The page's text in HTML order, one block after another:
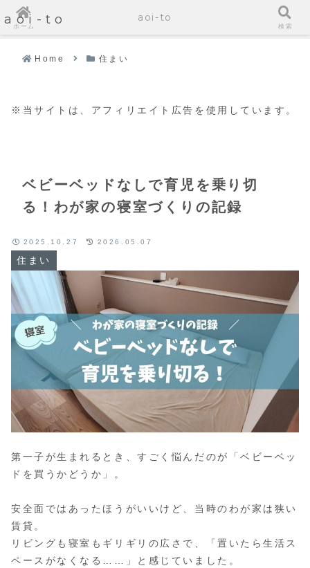
aoi-to
Home 住まい
ベビーベッドなしで育児を乗り切
る！わが家の寝室づくりの記録
※当サイトは、アフィリエイト広告を使用しています。
住まい
2025.10.27 2026.05.07
第一子が生まれるとき、すごく悩んだのが「ベビーベッ
ドを買うかどうか」。
安全面ではあったほうがいいけど、当時のわが家は狭い
賃貸。
リビングも寝室もギリギリの広さで、「置いたら生活ス
ペースがなくなる……」と感じていました。
ホーム
aoi-to
検索